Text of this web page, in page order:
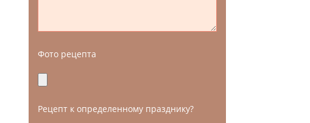
Фото рецепта
Рецепт к определенному празднику?